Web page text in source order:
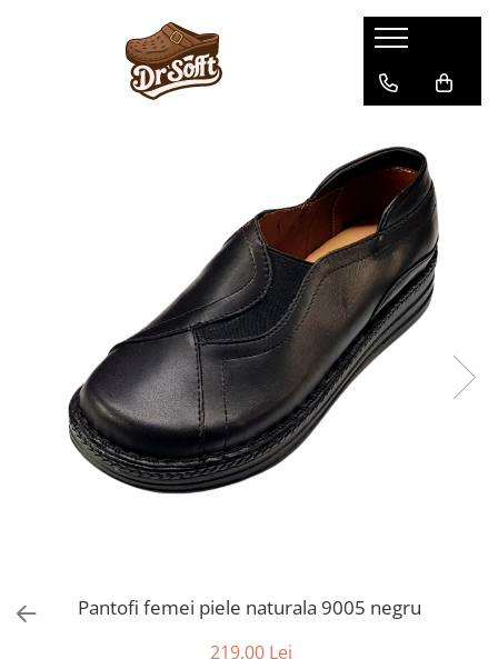
Pantofi femei piele naturala 9005 negru
219,00 Lei